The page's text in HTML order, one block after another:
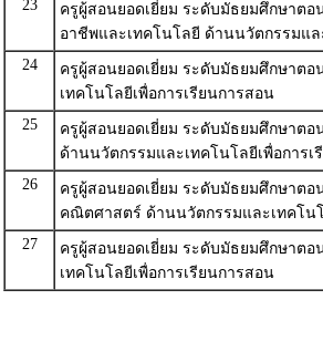
23
ครูผู้สอนยอดเยี่ยม ระดับมัธยมศึกษาตอ
อาชีพและเทคโนโลยี ด้านนวัตกรรมแล
24
ครูผู้สอนยอดเยี่ยม ระดับมัธยมศึกษาต
เทคโนโลยีเพื่อการเรียนการสอน
25
ครูผู้สอนยอดเยี่ยม ระดับมัธยมศึกษาตอ
ด้านนวัตกรรมและเทคโนโลยีเพื่อการเ
26
ครูผู้สอนยอดเยี่ยม ระดับมัธยมศึกษาตอ
คณิตศาสตร์ ด้านนวัตกรรมและเทคโน
27
ครูผู้สอนยอดเยี่ยม ระดับมัธยมศึกษาต
เทคโนโลยีเพื่อการเรียนการสอน